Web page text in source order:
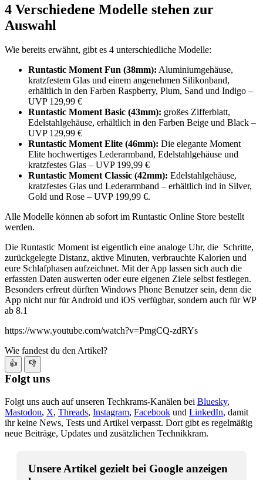
4 Verschiedene Modelle stehen zur
Auswahl
Wie bereits erwähnt, gibt es 4 unterschiedliche Modelle:
Runtastic Moment Fun (38mm): Aluminiumgehäuse,
kratzfestem Glas und einem angenehmen Silikonband,
erhältlich in den Farben Raspberry, Plum, Sand und Indigo –
UVP 129,99 €
Runtastic Moment Basic (43mm): großes Zifferblatt,
Edelstahlgehäuse, erhältlich in den Farben Beige und Black –
UVP 129,99 €
Runtastic Moment Elite (46mm): Die elegante Moment
Elite hochwertiges Lederarmband, Edelstahlgehäuse und
kratzfestes Glas – UVP 199,99 €
Runtastic Moment Classic (42mm): Edelstahlgehäuse,
kratzfestes Glas und Lederarmband – erhältlich ind in Silver,
Gold und Rose – UVP 199,99 €.
Alle Modelle können ab sofort im Runtastic Online Store bestellt
werden.
Die Runtastic Moment ist eigentlich eine analoge Uhr, die Schritte,
zurückgelegte Distanz, aktive Minuten, verbrauchte Kalorien und
eure Schlafphasen aufzeichnet. Mit der App lassen sich auch die
erfassten Daten auswerten oder eure eigenen Ziele selbst festlegen.
Besonders erfreut dürften Windows Phone Benutzer sein, denn die
App nicht nur für Android und iOS verfügbar, sondern auch für WP
ab 8.1
https://www.youtube.com/watch?v=PmgCQ-zdRYs
Wie fandest du den Artikel?
👍 👎
Folgt uns
Folgt uns auch auf unseren Techkrams-Kanälen bei Bluesky,
Mastodon, X, Threads, Instagram, Facebook und LinkedIn, damit
ihr keine News, Tests und Artikel verpasst. Dort gibt es regelmäßig
neue Beiträge, Updates und zusätzlichen Technikkram.
Unsere Artikel gezielt bei Google anzeigen